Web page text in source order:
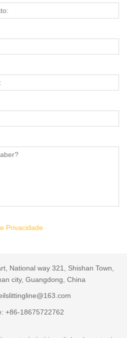
Privacidade
National way 321, Shishan Town,
city, Guangdong, China
+86-18675722762